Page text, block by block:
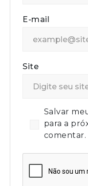
E-mail
Site
Salvar
para a
comentar.